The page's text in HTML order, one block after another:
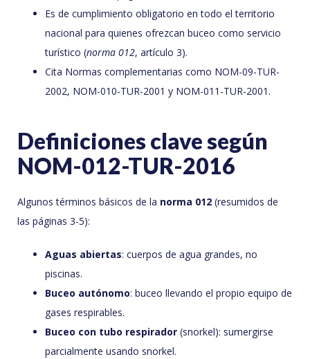
Es de cumplimiento obligatorio en todo el territorio
nacional para quienes ofrezcan buceo como servicio
turístico (norma 012, artículo 3).
Cita Normas complementarias como NOM-09-TUR-
2002, NOM-010-TUR-2001 y NOM-011-TUR-2001.
Definiciones clave según
NOM-012-TUR-2016
Algunos términos básicos de la norma 012 (resumidos de
las páginas 3-5):
Aguas abiertas: cuerpos de agua grandes, no
piscinas.
Buceo autónomo: buceo llevando el propio equipo de
gases respirables.
Buceo con tubo respirador (snorkel): sumergirse
parcialmente usando snorkel.